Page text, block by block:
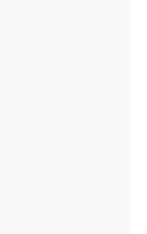
화 미학을 대표
“그의 그림은 읽